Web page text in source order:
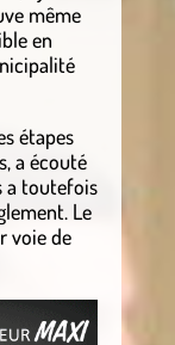
même
en
étapes
a écouté
a toutefois
Le
voie de